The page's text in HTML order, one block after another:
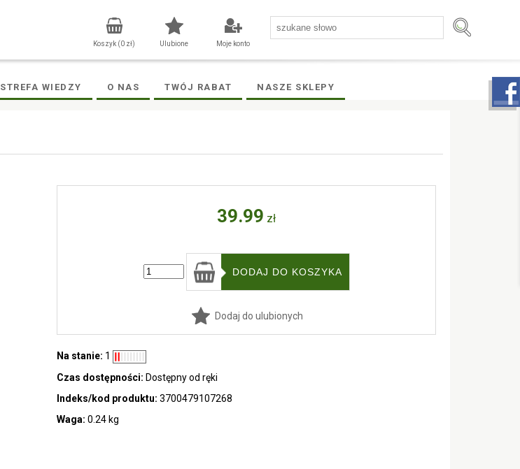
Moje konto
Ulubione
Koszyk (0 zł)
STREFA WIEDZY O NAS TWÓJ RABAT NASZE SKLEPY
39.99 zł
Dodaj do ulubionych
Na stanie: 1
Czas dostępności: Dostępny od ręki
Indeks/kod produktu: 3700479107268
Waga: 0.24 kg